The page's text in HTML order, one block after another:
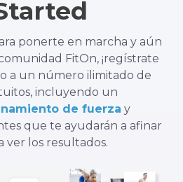
ponerte en marcha y aún
FitOn, ¡regístrate
a un número ilimitado de
incluyendo un
de fuerza y
que te ayudarán a afinar
ver los resultados.